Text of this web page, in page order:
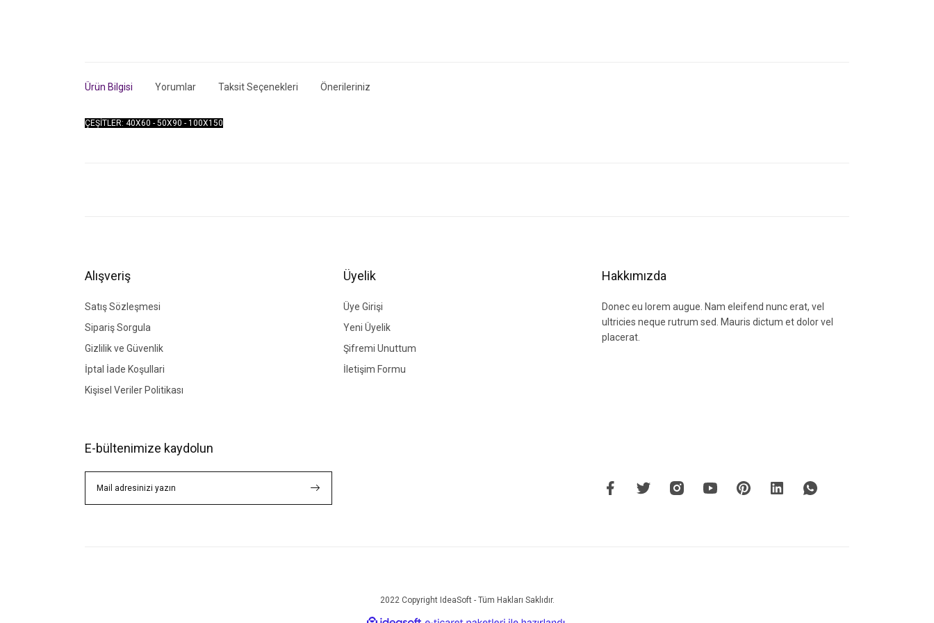
Ürün Bilgisi Yorumlar Taksit Seçenekleri Önerileriniz
ÇEŞİTLER: 40X60 - 50X90 - 100X150
Ürün fiyatı diğer sitelerden daha pahalı.
Bu ürüne benzer farklı alternatifler olmalı.
Alışveriş
Satış Sözleşmesi
Sipariş Sorgula
Gizlilik ve Güvenlik
İptal İade Koşullari
Kişisel Veriler Politikası
Üyelik
Üye Girişi
Yeni Üyelik
Şifremi Unuttum
İletişim Formu
Hakkımızda
Donec eu lorem augue. Nam eleifend nunc erat, vel
ultricies neque rutrum sed. Mauris dictum et dolor vel
placerat.
E-bültenimize kaydolun
2022 Copyright IdeaSoft - Tüm Hakları Saklıdır.